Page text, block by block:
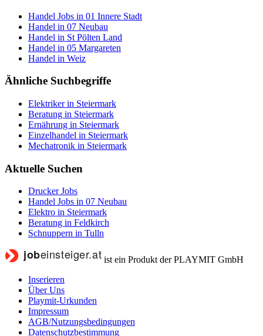
Handel Jobs in 01 Innere Stadt
Handel in 07 Neubau
Handel in St Pölten Land
Handel in 05 Margareten
Handel in Weiz
Ähnliche Suchbegriffe
Elektriker in Steiermark
Beratung in Steiermark
Ernährung in Steiermark
Einzelhandel in Steiermark
Mechatronik in Steiermark
Aktuelle Suchen
Drucker Jobs
Handel Jobs in 07 Neubau
Elektro in Steiermark
Beratung in Feldkirch
Schnuppern in Tulln
ist ein Produkt der PLAYMIT GmbH
Inserieren
Über Uns
Playmit-Urkunden
Impressum
AGB/Nutzungsbedingungen
Datenschutzbestimmung